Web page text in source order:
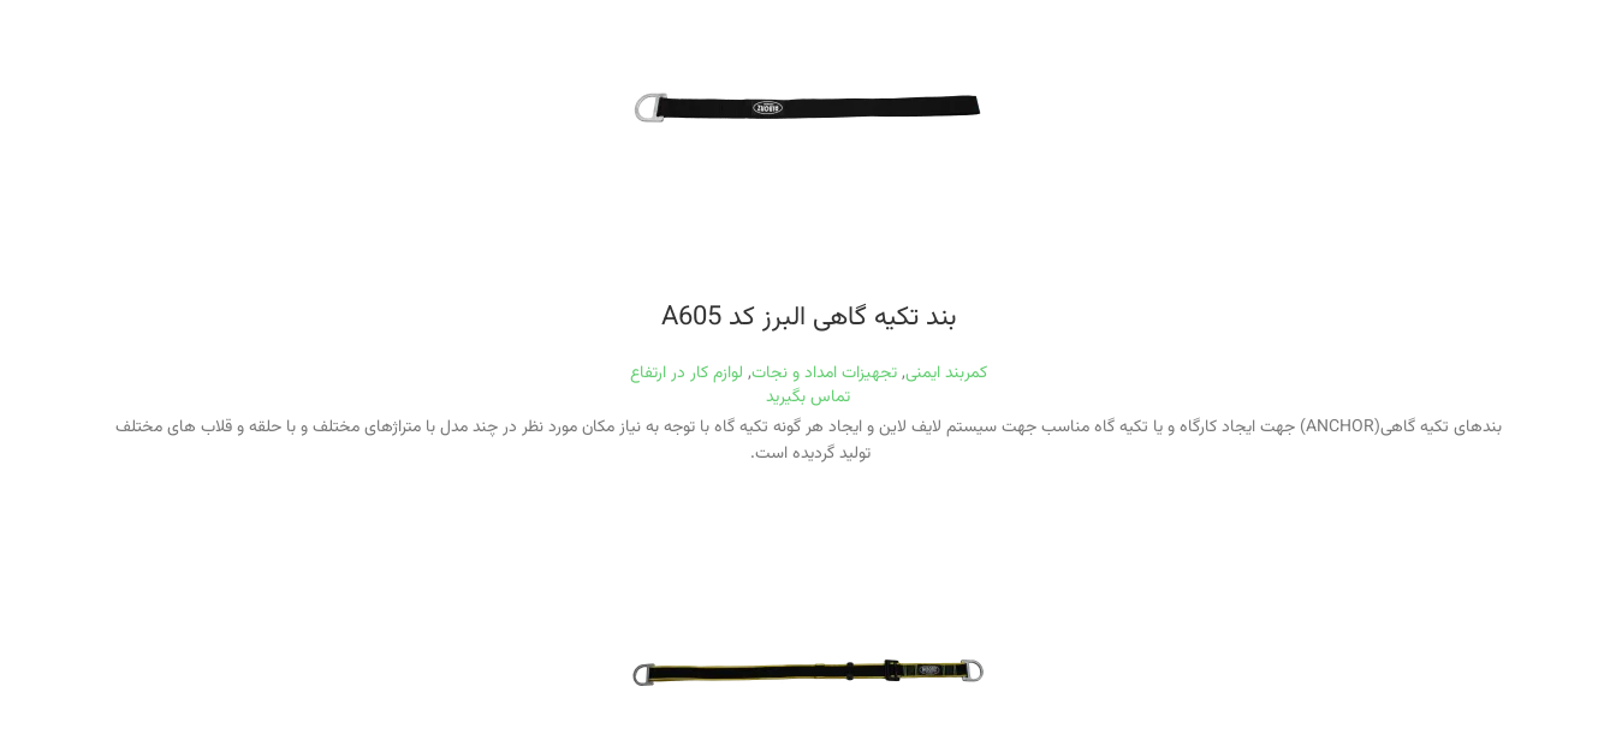
بند تکیه گاهی البرز کد A605
کمربند ایمنی, تجهیزات امداد و نجات, لوازم کار در ارتفاع
تماس بگیرید
بندهای تکیه گاهی(ANCHOR) جهت ایجاد کارگاه و یا تکیه گاه مناسب جهت سیستم لایف لاین و ایجاد هر گونه تکیه گاه با توجه به نیاز مکان مورد نظر در چند مدل با متراژهای مختلف و با حلقه و قلاب های مختلف
تولید گردیده است.